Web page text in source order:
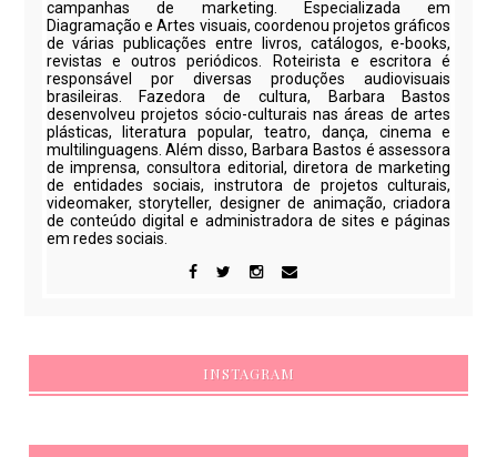
campanhas de marketing. Especializada em
Diagramação e Artes visuais, coordenou projetos gráficos
de várias publicações entre livros, catálogos, e-books,
revistas e outros periódicos. Roteirista e escritora é
responsável por diversas produções audiovisuais
brasileiras. Fazedora de cultura, Barbara Bastos
desenvolveu projetos sócio-culturais nas áreas de artes
plásticas, literatura popular, teatro, dança, cinema e
multilinguagens. Além disso, Barbara Bastos é assessora
de imprensa, consultora editorial, diretora de marketing
de entidades sociais, instrutora de projetos culturais,
videomaker, storyteller, designer de animação, criadora
de conteúdo digital e administradora de sites e páginas
em redes sociais.
INSTAGRAM